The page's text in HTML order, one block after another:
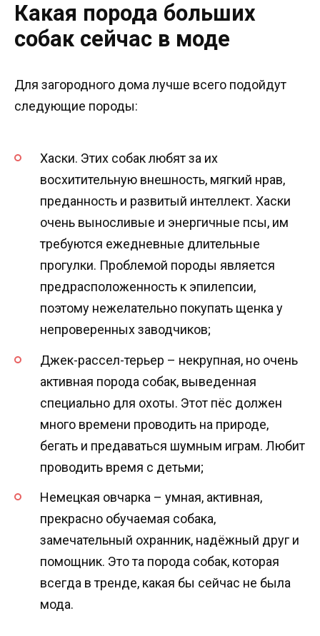
Какая порода больших
собак сейчас в моде
Для загородного дома лучше всего подойдут
следующие породы:
Хаски. Этих собак любят за их
восхитительную внешность, мягкий нрав,
преданность и развитый интеллект. Хаски
очень выносливые и энергичные псы, им
требуются ежедневные длительные
прогулки. Проблемой породы является
предрасположенность к эпилепсии,
поэтому нежелательно покупать щенка у
непроверенных заводчиков;
Джек-рассел-терьер – некрупная, но очень
активная порода собак, выведенная
специально для охоты. Этот пёс должен
много времени проводить на природе,
бегать и предаваться шумным играм. Любит
проводить время с детьми;
Немецкая овчарка – умная, активная,
прекрасно обучаемая собака,
замечательный охранник, надёжный друг и
помощник. Это та порода собак, которая
всегда в тренде, какая бы сейчас не была
мода.